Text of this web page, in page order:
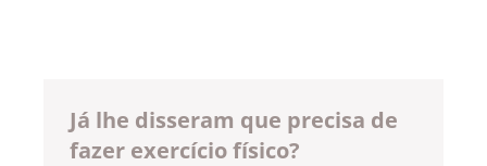
Já lhe disseram que precisa de
fazer exercício físico?